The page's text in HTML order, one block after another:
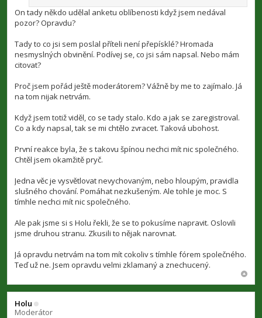
On tady někdo udělal anketu oblíbenosti když jsem nedával
pozor? Opravdu?
Tady to co jsi sem poslal příteli není přepísklé? Hromada
nesmyslných obvinění. Podívej se, co jsi sám napsal. Nebo mám
citovat?
Proč jsem pořád ještě moderátorem? Vážně by me to zajímalo. Já
na tom nijak netrvám.
Když jsem totiž viděl, co se tady stalo. Kdo a jak se zaregistroval.
Co a kdy napsal, tak se mi chtělo zvracet. Taková ubohost.
První reakce byla, že s takovu špínou nechci mít nic společného.
Chtěl jsem okamžitě pryč.
Jedna věc je vysvětlovat nevychovaným, nebo hloupým, pravidla
slušného chování. Pomáhat nezkušeným. Ale tohle je moc. S
tímhle nechci mít nic společného.
Ale pak jsme si s Holu řekli, že se to pokusíme napravit. Oslovili
jsme druhou stranu. Zkusili to nějak narovnat.
Já opravdu netrvám na tom mít cokoliv s tímhle fórem společného.
Teď už ne. Jsem opravdu velmi zklamaný a znechucený.
Holu
Moderátor